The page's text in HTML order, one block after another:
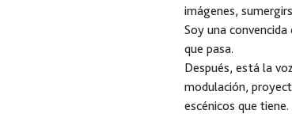
imágenes,
Soy una
que pasa.
Después, está la
modulación,
escénicos que